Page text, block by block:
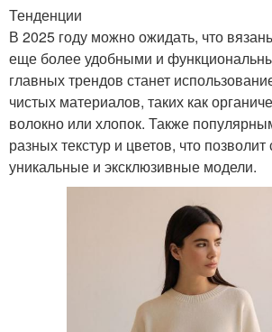
Тенденции
В 2025 году можно ожидать, что
еще более удобными и
главных трендов станет
чистых материалов, таких как
волокно или хлопок. Также
разных текстур и цветов, что позволит
уникальные и эксклюзивные модели.